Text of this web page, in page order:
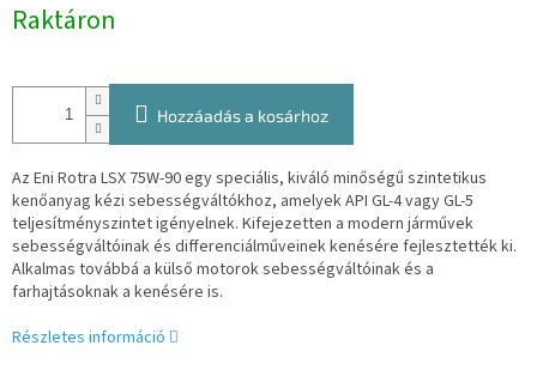
Raktáron
Hozzáadás a kosárhoz
Az Eni Rotra LSX 75W-90 egy speciális, kiváló minőségű szintetikus
kenőanyag kézi sebességváltókhoz, amelyek API GL-4 vagy GL-5
teljesítményszintet igényelnek. Kifejezetten a modern járművek
sebességváltóinak és differenciálműveinek kenésére fejlesztették ki.
Alkalmas továbbá a külső motorok sebességváltóinak és a
farhajtásoknak a kenésére is.
Részletes információ